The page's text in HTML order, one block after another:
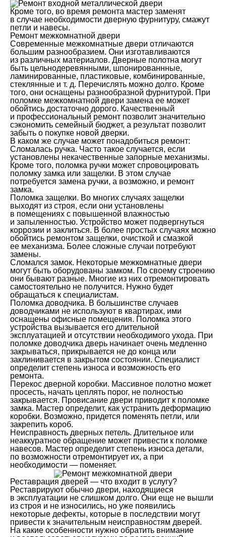
Кроме того, во время ремонта мастер заменят
в случае необходимости дверную фурнитуру, смажут
петли и навесы.
Ремонт межкомнатной двери
Современные межкомнатные двери отличаются
большим разнообразием. Они изготавливаются
из различных материалов. Дверные полотна могут
быть цельнодеревянными, шпонированнные,
ламинированные, пластиковые, комбинированные,
стеклянные и т. д. Перечислять можно долго. Кроме
того, они оснащены разнообразной фурнитурой. При
поломке межкомнатной двери замена ее может
обойтись достаточно дорого. Качественный
и профессиональный ремонт позволит значительно
сэкономить семейный бюджет, а результат позволит
забыть о покупке новой дверки.
В каком же случае может понадобиться ремонт:
Сломалась ручка. Часто такое случается, если
установлены некачественные запорные механизмы.
Кроме того, поломка ручки может спровоцировать
поломку замка или защелки. В этом случае
потребуется замена ручки, а возможно, и ремонт
замка.
Поломка защелки. Во многих случаях защелки
выходят из строя, если они установлены
в помещениях с повышенной влажностью
и запыленностью. Устройство может подвергнуться
коррозии и заклиться. В более простых случаях можно
обойтись ремонтом защелки, очисткой и смазкой
ее механизма. Более сложные случаи потребуют
замены.
Сломался замок. Некоторые межкомнатные двери
могут быть оборудованы замком. По своему строению
они бывают разные. Многие из них отремонтировать
самостоятельно не получится. Нужно будет
обращаться к специалистам.
Поломка доводчика. В большинстве случаев
доводчиками не используют в квартирах, ими
оснащены офисные помещения. Поломка этого
устройства вызывается его длительной
эксплуатацией и отсутствии необходимого ухода. При
поломке доводчика дверь начинает очень медленно
закрываться, прикрывается не до конца или
заклинивается в закрытом состоянии. Специалист
определит степень износа и возможность его
ремонта.
Перекос дверной коробки. Массивное полотно может
просесть, начать цеплять порог, не полностью
закрывается. Провисание двери приводит к поломке
замка. Мастер определит, как устранить деформацию
коробки. Возможно, придется поменять петли, или
закрепить короб.
Неисправность дверных петель. Длительное или
неаккуратное обращение может привести к поломке
навесов. Мастер определит степень износа детали,
по возможности отремонтирует их, а при
необходимости — поменяет.
Реставрация дверей — что входит в услугу?
Реставрируют обычно двери, находящиеся
в эксплуатации не слишком долго. Они еще не вышли
из строя и не износились, но уже появились
некоторые дефекты, которые в последствии могут
привести к значительным неисправностям дверей.
На какие особенности нужно обратить внимание